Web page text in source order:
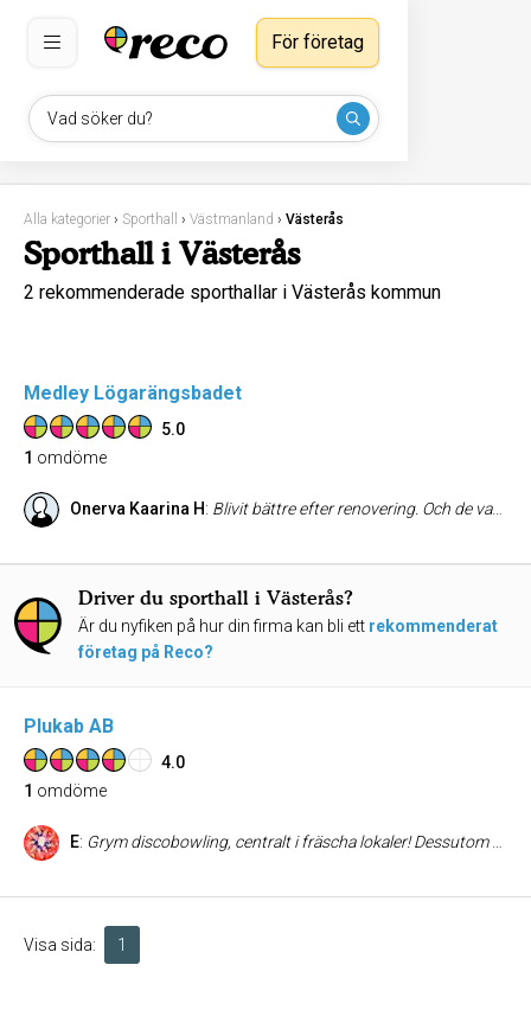
Vad söker du?
För företag
Alla kategorier › Sporthall › Västmanland › Västerås
Sporthall i Västerås
2 rekommenderade sporthallar i Västerås kommun
Medley Lögarängsbadet
5.0
1 omdöme
Onerva Kaarina H: Blivit bättre efter renovering. Och de var bra redan då.
Driver du sporthall i Västerås?
Är du nyfiken på hur din firma kan bli ett rekommenderat
företag på Reco?
Plukab AB
4.0
1 omdöme
E: Grym discobowling, centralt i fräscha lokaler! Dessutom har de mat och sportbar och nattklubb på helgerna. Passar perfekt för personalfest eller liknande.
Visa sida: 1